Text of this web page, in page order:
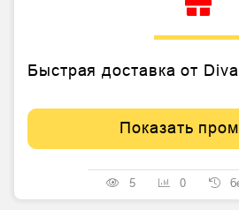
Быстрая доставка от
Показать
5 0